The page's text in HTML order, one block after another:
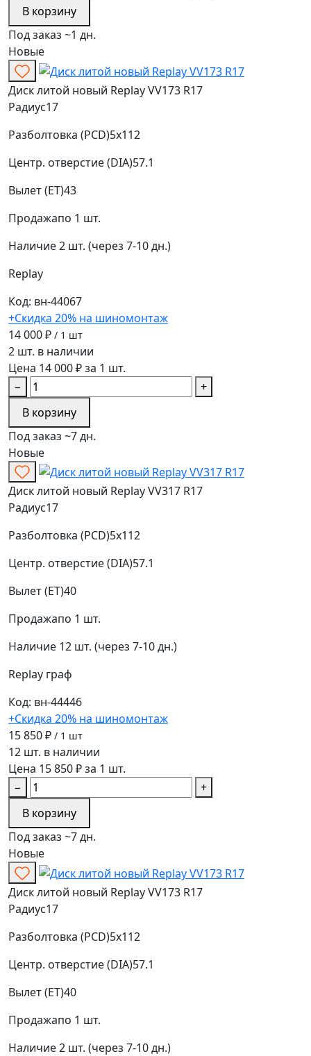
В корзину
Под заказ ~1 дн.
Новые
Диск литой новый Replay VV173 R17
Радиус17
Разболтовка (PCD)5x112
Центр. отверстие (DIA)57.1
Вылет (ET)43
Продажапо 1 шт.
Наличие2 шт. (через 7-10 дн.)
Replay
Код: вн-44067
+Скидка 20% на шиномонтаж
14 000 ₽ / 1 шт
2 шт. в наличии
Цена 14 000 ₽ за 1 шт.
−
+
В корзину
Под заказ ~7 дн.
Новые
Диск литой новый Replay VV317 R17
Радиус17
Разболтовка (PCD)5x112
Центр. отверстие (DIA)57.1
Вылет (ET)40
Продажапо 1 шт.
Наличие 12 шт. (через 7-10 дн.)
Replay граф
Код: вн-44446
+Скидка 20% на шиномонтаж
15 850 ₽ / 1 шт
12 шт. в наличии
Цена 15 850 ₽ за 1 шт.
−
+
В корзину
Под заказ ~7 дн.
Новые
Диск литой новый Replay VV173 R17
Радиус17
Разболтовка (PCD)5x112
Центр. отверстие (DIA)57.1
Вылет (ET)40
Продажапо 1 шт.
Наличие2 шт. (через 7-10 дн.)